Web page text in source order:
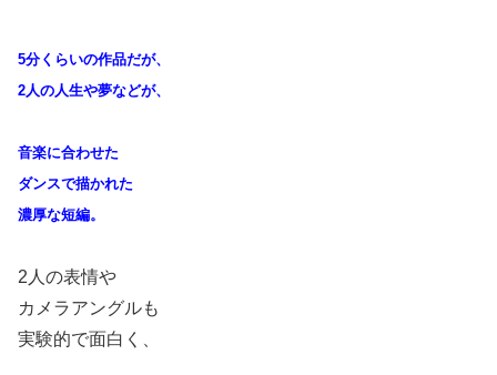
5分くらいの作品だが、
2人の人生や夢などが、
音楽に合わせた
ダンスで描かれた
濃厚な短編。
2人の表情や
カメラアングルも
実験的で面白く、